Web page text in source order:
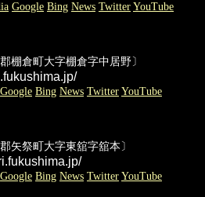
Google Bing News Twitter YouTube
棚倉町大字棚倉字中居野〕
Google Bing News Twitter YouTube
矢祭町大字東舘字舘本〕
Google Bing News Twitter YouTube